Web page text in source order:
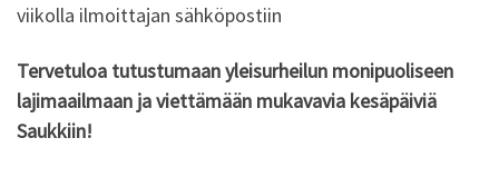
viikolla ilmoittajan sähköpostiin
Tervetuloa tutustumaan yleisurheilun monipuoliseen
lajimaailmaan ja viettämään mukavavia kesäpäiviä
Saukkiin!